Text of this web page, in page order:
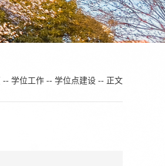
-- 学位工作 -- 学位点建设 -- 正文